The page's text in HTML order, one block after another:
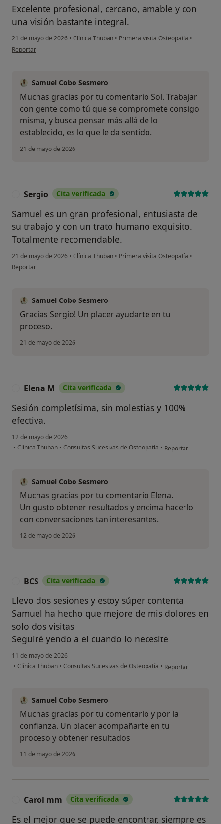
Excelente profesional, cercano, amable y con
una visión bastante integral.
21 de mayo de 2026 • Clínica Thuban • Primera visita Osteopatía •
en opinión del usuario Sol R
Reportar
Samuel Cobo Sesmero
Muchas gracias por tu comentario Sol. Trabajar
con gente como tú que se compromete consigo
misma, y busca pensar más allá de lo
establecido, es lo que le da sentido.
21 de mayo de 2026
Sergio Cita verificada
Samuel es un gran profesional, entusiasta de
su trabajo y con un trato humano exquisito.
Totalmente recomendable.
21 de mayo de 2026 • Clínica Thuban • Primera visita Osteopatía •
en opinión del usuario Sergio
Reportar
Samuel Cobo Sesmero
Gracias Sergio! Un placer ayudarte en tu
proceso.
21 de mayo de 2026
Elena M Cita verificada
Sesión completísima, sin molestias y 100%
efectiva.
12 de mayo de 2026
• Clínica Thuban • Consultas Sucesivas de Osteopatía • en opinión del
Reportar
Samuel Cobo Sesmero
Muchas gracias por tu comentario Elena.
Un gusto obtener resultados y encima hacerlo
con conversaciones tan interesantes.
12 de mayo de 2026
BCS Cita verificada
Llevo dos sesiones y estoy súper contenta
Samuel ha hecho que mejore de mis dolores en
solo dos visitas
Seguiré yendo a el cuando lo necesite
11 de mayo de 2026
• Clínica Thuban • Consultas Sucesivas de Osteopatía • en opinión del
Reportar
Samuel Cobo Sesmero
Muchas gracias por tu comentario y por la
confianza. Un placer acompañarte en tu
proceso y obtener resultados
11 de mayo de 2026
Carol mm Cita verificada
Es el mejor que se puede encontrar, siempre es